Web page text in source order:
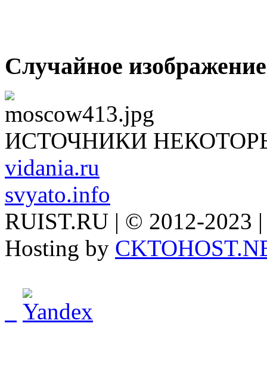
Случайное изображение
ИСТОЧНИКИ
vidania.ru
svyato.info
RUIST.RU | © 2012-2023
Hosting by